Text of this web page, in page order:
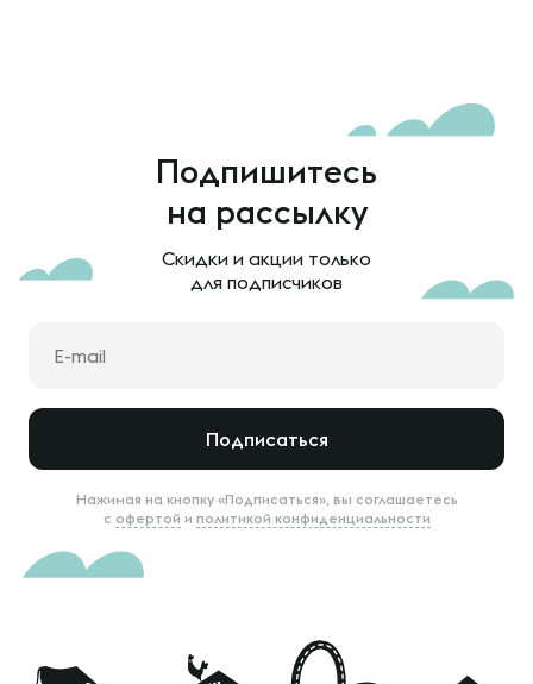
Подпишитесь
на рассылку
Скидки и акции только
для подписчиков
Подписаться
Нажимая на кнопку «Подписаться», вы соглашаетесь
с офертой и политикой конфиденциальности